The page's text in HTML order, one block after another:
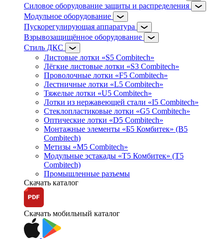
Силовое оборудование защиты и распределения
Модульное оборудование
Пускорегулирующая аппаратура
Взрывозащищённое оборудование
Стиль ДКС
Листовые лотки «S5 Combitech»
Лёгкие листовые лотки «S3 Combitech»
Проволочные лотки «F5 Combitech»
Лестничные лотки «L5 Combitech»
Тяжелые лотки «U5 Combitech»
Лотки из нержавеющей стали «I5 Combitech»
Стеклопластиковые лотки «G5 Combitech»
Оптические лотки «D5 Combitech»
Монтажные элементы «Б5 Комбитек» (B5
Combitech)
Метизы «M5 Combitech»
Модульные эстакады «Т5 Комбитек» (T5
Combitech)
Промышленные разъемы
Скачать каталог
Скачать мобильный каталог